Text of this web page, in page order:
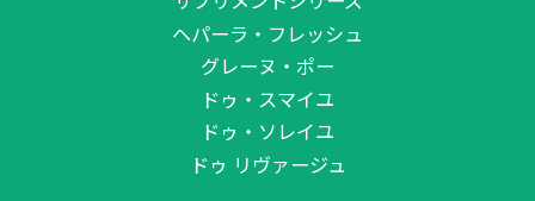
ヘパーラ・フレッシュ
グレーヌ・ポー
ドゥ・スマイユ
ドゥ・ソレイユ
ドゥ リヴァージュ